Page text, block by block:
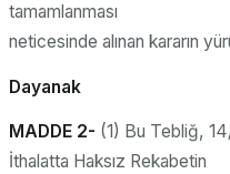
tamamlanması
neticesinde alınan kararın
Dayanak
MADDE 2- (1) Bu Tebliğ,
İthalatta Haksız Rekabetin